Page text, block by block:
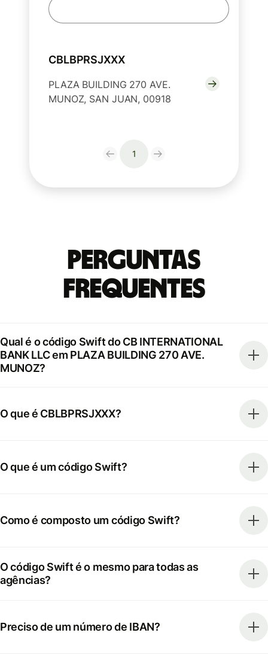
CBLBPRSJXXX
PLAZA BUILDING 270 AVE.
MUNOZ, SAN JUAN, 00918
1
Perguntas
frequentes
Qual é o código Swift do CB INTERNATIONAL
BANK LLC em PLAZA BUILDING 270 AVE.
MUNOZ?
O que é CBLBPRSJXXX?
O que é um código Swift?
Como é composto um código Swift?
O código Swift é o mesmo para todas as
agências?
Preciso de um número de IBAN?